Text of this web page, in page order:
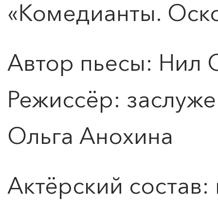
«Комедианты.
Автор пьесы: Нил
Режиссёр:
Ольга Анохина
Актёрский